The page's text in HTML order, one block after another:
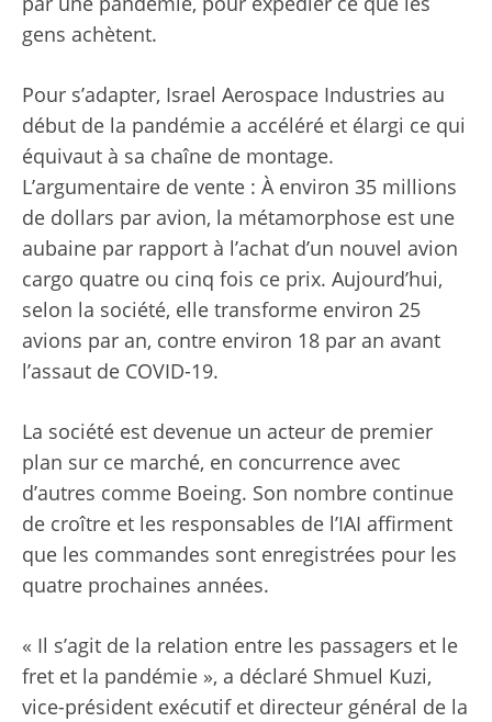
gens achètent.
Pour s’adapter, Israel Aerospace Industries au
début de la pandémie a accéléré et élargi ce qui
équivaut à sa chaîne de montage.
L’argumentaire de vente : À environ 35 millions
de dollars par avion, la métamorphose est une
aubaine par rapport à l’achat d’un nouvel avion
cargo quatre ou cinq fois ce prix. Aujourd’hui,
selon la société, elle transforme environ 25
avions par an, contre environ 18 par an avant
l’assaut de COVID-19.
La société est devenue un acteur de premier
plan sur ce marché, en concurrence avec
d’autres comme Boeing. Son nombre continue
de croître et les responsables de l’IAI affirment
que les commandes sont enregistrées pour les
quatre prochaines années.
« Il s’agit de la relation entre les passagers et le
fret et la pandémie », a déclaré Shmuel Kuzi,
vice-président exécutif et directeur général de la